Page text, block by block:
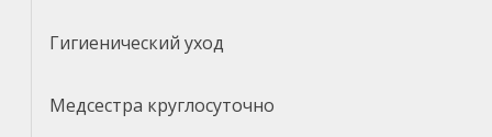
Гигиенический уход
Медсестра круглосуточно